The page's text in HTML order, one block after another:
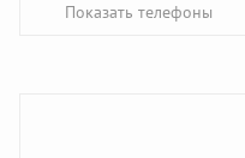
Показать телефоны